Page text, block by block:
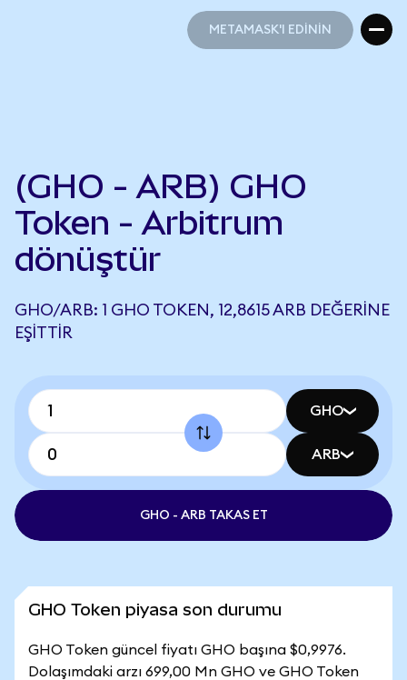
METAMASK'I EDİNİN
(GHO - ARB) GHO
Token - Arbitrum
dönüştür
GHO/ARB: 1 GHO TOKEN, 12,8615 ARB DEĞERINE
EŞITTIR
GHO
ARB
GHO - ARB TAKAS ET
GHO Token piyasa son durumu
GHO Token güncel fiyatı GHO başına $0,9976.
Dolaşımdaki arzı 699,00 Mn GHO ve GHO Token